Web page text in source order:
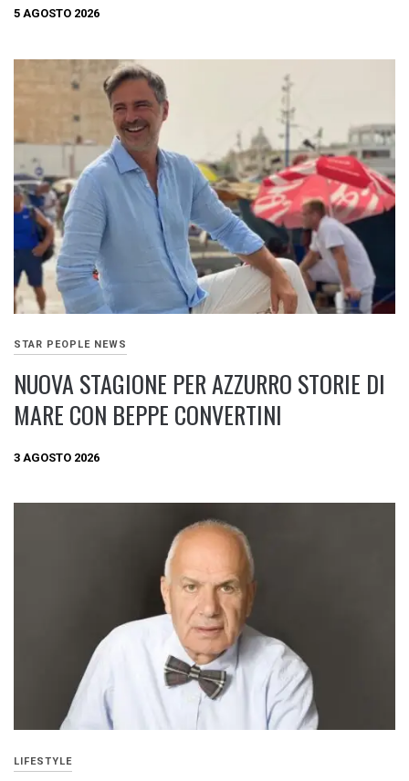
5 AGOSTO 2026
STAR PEOPLE NEWS
NUOVA STAGIONE PER AZZURRO STORIE DI
MARE CON BEPPE CONVERTINI
3 AGOSTO 2026
LIFESTYLE